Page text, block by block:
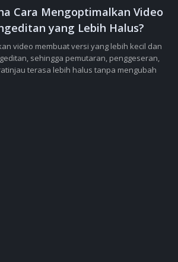
Cara Mengoptimalkan Video
yang Lebih Halus?
video membuat versi yang lebih kecil dan
sehingga pemutaran, penggeseran,
terasa lebih halus tanpa mengubah